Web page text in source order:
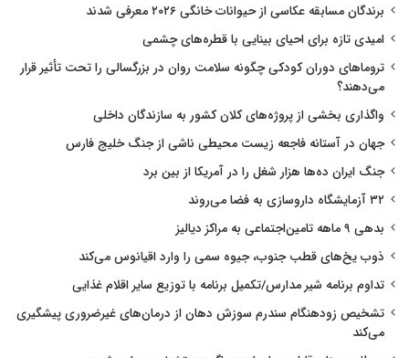
برندگان مسابقه عکاسی از حیوانات خانگی ۲۰۲۶ معرفی شدند
امیدی تازه برای احیای بینایی با قطره‌های چشمی
تروماهای دوران کودکی چگونه سلامت روان در بزرگسالی را تحت تأثیر قرار
می‌دهند؟
واگذاری بخشی از پروژه‌های کلان کشور به سازندگان داخلی
جهان در آستانه فاجعه زیست محیطی ناشی از جنگ خلیج فارس
جنگ ایران ده‌ها هزار شغل را در آمریکا از بین برد
۳۲ آزمایشگاه داروسازی به فضا می‌روند
بدهی ۹ ماهه تامین‌اجتماعی به مراکز دیالیز
ذوب یخ‌های قطب جنوب، جیوه سمی را وارد اقیانوس می‌کند
تداوم برنامه شیر مدارس/تکمیل برنامه با توزیع سایر اقلام غذایی
تشخیص زودهنگام سندرم سوزش دهان از درمان‌های غیرضروری پیشگیری
می‌کند